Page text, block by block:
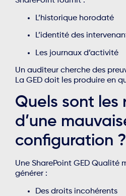
L’historique horodaté
L’identité des
Les journaux d’activité
Un auditeur cherche des
La GED doit les produire en
Quels sont les
d’une
configuration ?
Une SharePoint GED Qualité
générer :
Des droits incohérents